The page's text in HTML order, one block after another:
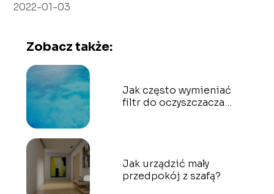
2022-01-03
Zobacz także:
Jak często wymieniać
filtr do oczyszczacza
Jak urządzić mały
przedpokój z szafą?